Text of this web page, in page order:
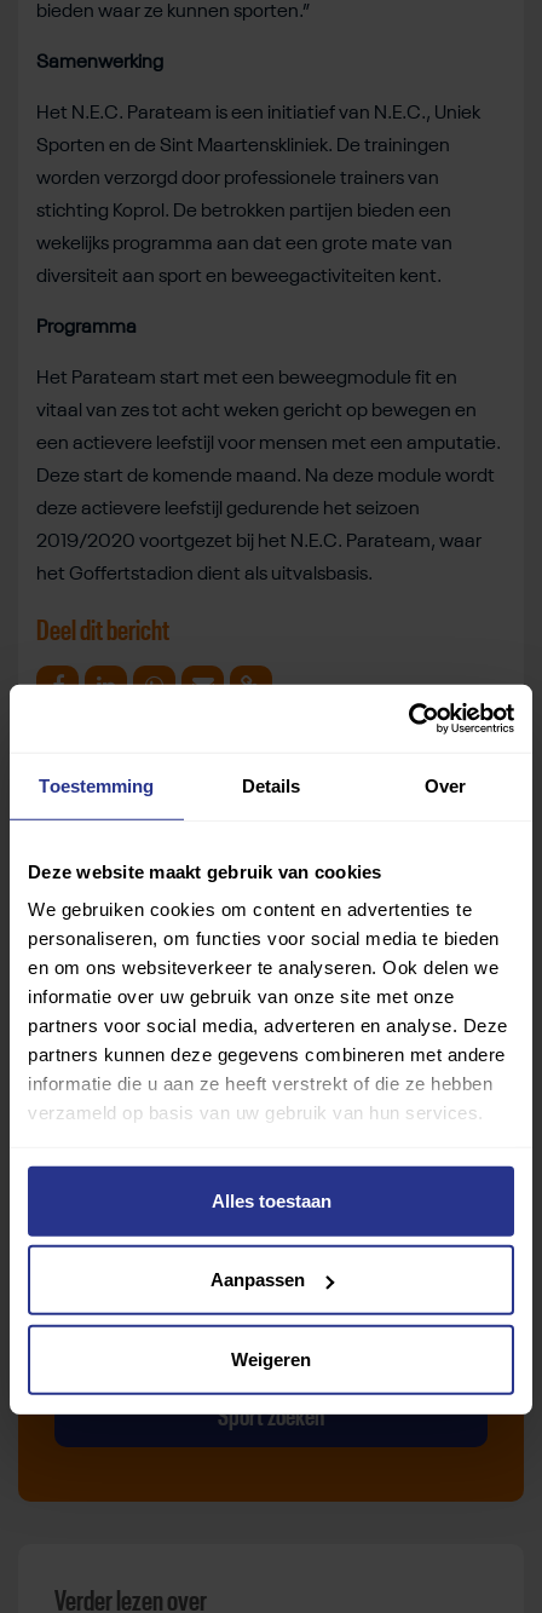
Toestemming Details Over
Deze website maakt gebruik van cookies
We gebruiken cookies om content en advertenties te
personaliseren, om functies voor social media te bieden
en om ons websiteverkeer te analyseren. Ook delen we
informatie over uw gebruik van onze site met onze
partners voor social media, adverteren en analyse. Deze
partners kunnen deze gegevens combineren met andere
informatie die u aan ze heeft verstrekt of die ze hebben
verzameld op basis van uw gebruik van hun services.
Alles toestaan
Aanpassen
Weigeren
bieden waar ze kunnen sporten.”
Samenwerking
Het N.E.C. Parateam is een initiatief van N.E.C., Uniek
Sporten en de Sint Maartenskliniek. De trainingen
worden verzorgd door professionele trainers van
stichting Koprol. De betrokken partijen bieden een
wekelijks programma aan dat een grote mate van
diversiteit aan sport en beweegactiviteiten kent.
Programma
Het Parateam start met een beweegmodule fit en
vitaal van zes tot acht weken gericht op bewegen en
een actievere leefstijl voor mensen met een amputatie.
Deze start de komende maand. Na deze module wordt
deze actievere leefstijl gedurende het seizoen
2019/2020 voortgezet bij het N.E.C. Parateam, waar
het Goffertstadion dient als uitvalsbasis.
Deel dit bericht
vind je gemakkelijk jouw favoriete sport of activiteit.
Met meer dan 4250 sportclubs is er altijd een sport
Sport zoeken
Verder lezen over